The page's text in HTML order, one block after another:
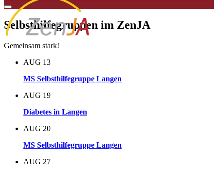
Selbsthilfegruppen im ZenJA
Gemeinsam stark!
AUG 13
MS Selbsthilfegruppe Langen
AUG 19
Diabetes in Langen
AUG 20
MS Selbsthilfegruppe Langen
AUG 27